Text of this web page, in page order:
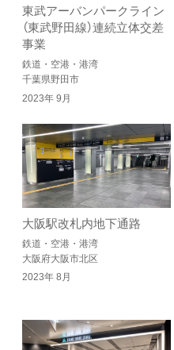
東武アーバンパークライン
（東武野田線）連続立体交差
事業
鉄道・空港・港湾
千葉県野田市
2023年 9月
大阪駅改札内地下通路
鉄道・空港・港湾
大阪府大阪市北区
2023年 8月